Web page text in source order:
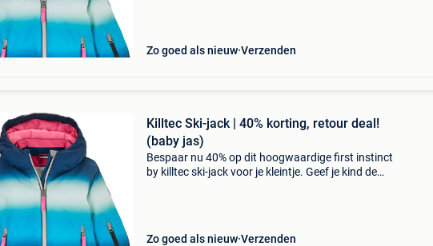
Zo goed als nieuw Verzenden
Killtec Ski-jack | 40% korting, retour deal!
(baby jas)
Bespaar nu 40% op dit hoogwaardige first instinct
by killtec ski-jack voor je kleintje. Geef je kind de
Zo goed als nieuw Verzenden